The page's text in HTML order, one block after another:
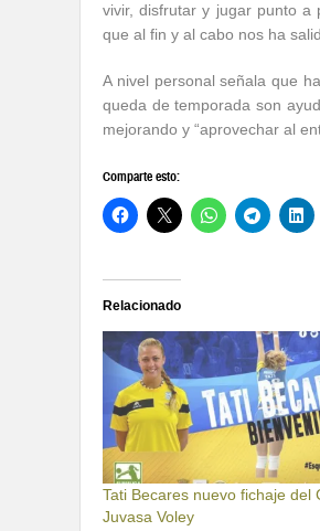
vivir, disfrutar y jugar punto
que al fin y al cabo nos ha
A nivel personal señala que
queda de temporada son
mejorando y “aprovechar al
Comparte esto:
Relacionado
Tati Becares nuevo fichaje del
Juvasa Voley